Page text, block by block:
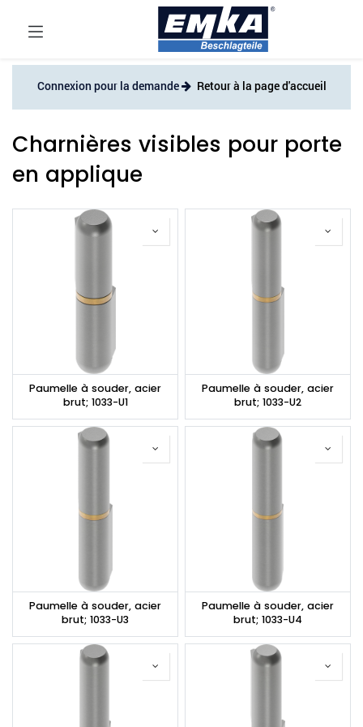
Connexion pour la demande Retour à la page d'accueil
Charnières visibles pour porte
en applique
Paumelle à souder, acier
brut; 1033-U1
Paumelle à souder, acier
brut; 1033-U2
Paumelle à souder, acier
brut; 1033-U3
Paumelle à souder, acier
brut; 1033-U4